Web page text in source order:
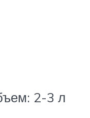
2-3 л